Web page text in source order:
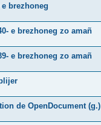
brezhoneg
e brezhoneg zo amañ
e brezhoneg zo amañ
de OpenDocument (g.)